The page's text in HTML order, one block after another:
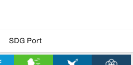
SDG Port